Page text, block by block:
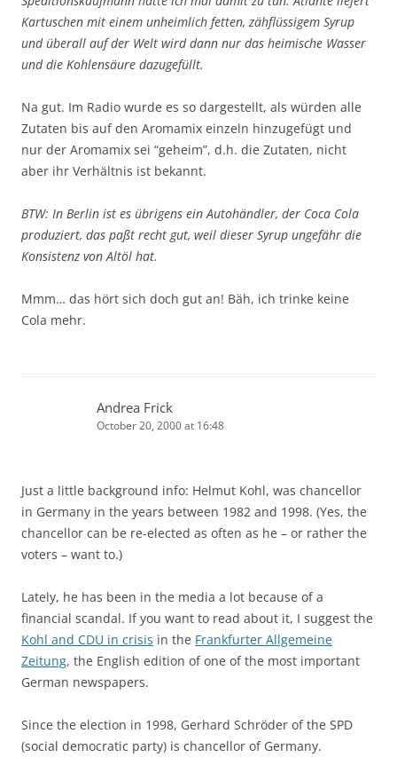
Kartuschen mit einem unheimlich fetten, zähflüssigem Syrup
und überall auf der Welt wird dann nur das heimische Wasser
und die Kohlensäure dazugefüllt.
Na gut. Im Radio wurde es so dargestellt, als würden alle
Zutaten bis auf den Aromamix einzeln hinzugefügt und
nur der Aromamix sei “geheim”, d.h. die Zutaten, nicht
aber ihr Verhältnis ist bekannt.
BTW: In Berlin ist es übrigens ein Autohändler, der Coca Cola
produziert, das paßt recht gut, weil dieser Syrup ungefähr die
Konsistenz von Altöl hat.
Mmm… das hört sich doch gut an! Bäh, ich trinke keine
Cola mehr.
Andrea Frick
October 20, 2000 at 16:48
Just a little background info: Helmut Kohl, was chancellor
in Germany in the years between 1982 and 1998. (Yes, the
chancellor can be re-elected as often as he – or rather the
voters – want to.)
Lately, he has been in the media a lot because of a
financial scandal. If you want to read about it, I suggest the
Kohl and CDU in crisis in the Frankfurter Allgemeine
Zeitung, the English edition of one of the most important
German newspapers.
Since the election in 1998, Gerhard Schröder of the SPD
(social democratic party) is chancellor of Germany.